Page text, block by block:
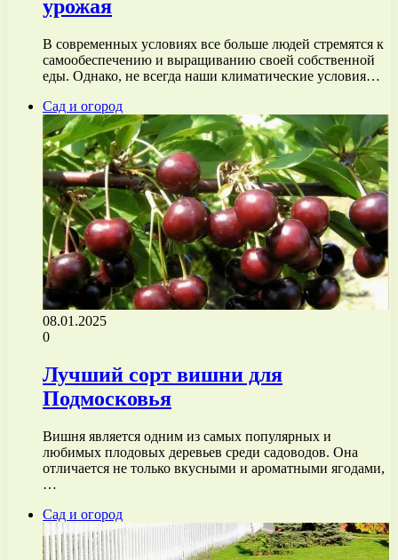
урожая
В современных условиях все больше людей стремятся к
самообеспечению и выращиванию своей собственной
еды. Однако, не всегда наши климатические условия…
Сад и огород
08.01.2025
0
Лучший сорт вишни для
Подмосковья
Вишня является одним из самых популярных и
любимых плодовых деревьев среди садоводов. Она
отличается не только вкусными и ароматными ягодами,
…
Сад и огород